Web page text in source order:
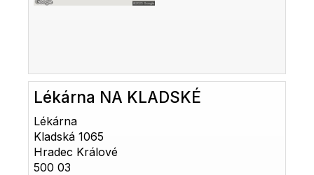
Lékárna NA KLADSKÉ
Lékárna
Kladská 1065
Hradec Králové
500 03